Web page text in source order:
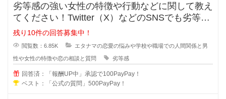
劣等感の強い女性の特徴や行動などに関して教え
てください！Twitter（X）などのSNSでも劣等感
が強い女性っていますよ
残り10件の回答募集中！
閲覧数：6.85K エタナマの恋愛の悩みや学校や職場での人間関係と男
性や女性の特徴や恋の相談と質問 劣等感
回答済：「報酬UP中」承認で100PayPay！
ベスト：「公式の質問」500PayPay！